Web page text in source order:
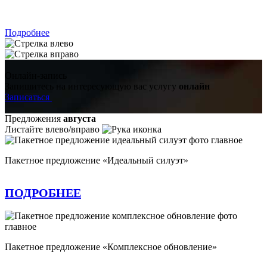
Подробнее
Запишитесь на интересующую вас услугу онлайн
Записаться
Предложения августа
Листайте влево/вправо
Пакетное предложение «Идеальный силуэт»
ПОДРОБНЕЕ
Пакетное предложение «Комплексное обновление»